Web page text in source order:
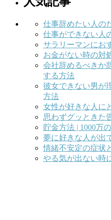
仕事辞めたい人の
仕事ができない人
サラリーマンにお
お金がない時の対
会社辞めるべきか
する方法
彼女できない男が
方法
女性が好きな人に
思わずグッときた
貯金方法 | 1000万
夢に好きな人が出
情緒不安定の症状
やる気が出ない時